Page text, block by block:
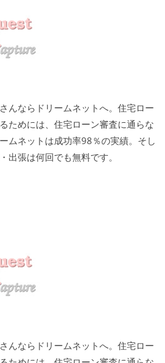
んならドリームネットへ。住宅ロー
ためには、住宅ローン審査に通らな
ムネットは成功率98％の実績。そし
出張は何回でも無料です。
んならドリームネットへ。住宅ロー